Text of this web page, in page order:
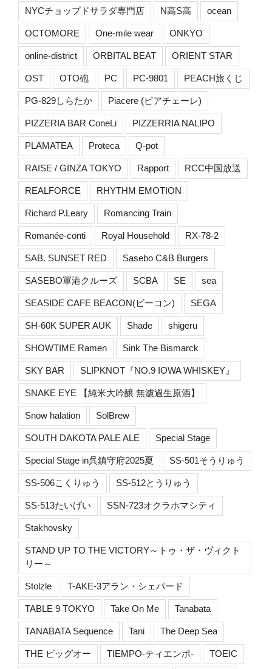
NYCチョップドサラダ専門店 N高S高 ocean
OCTOMORE One-mile wear ONKYO
online-district ORBITAL BEAT ORIENT STAR
OST OTO砲 PC PC-9801 PEACH旅くじ
PG-829しらたか Piacere (ピアチェーレ)
PIZZERIA BAR ConeLi PIZZERRIA NALIPO
PLAMATEA Proteca Q-pot
RAISE / GINZA TOKYO Rapport RCC中国放送
REALFORCE RHYTHM EMOTION
Richard P.Leary Romancing Train
Romanée-conti Royal Household RX-78-2
SAB. SUNSET RED Sasebo C&B Burgers
SASEBO軍港クルーズ SCBA SE sea
SEASIDE CAFE BEACON(ビーコン) SEGA
SH-60K SUPER AUK Shade shigeru
SHOWTIME Ramen Sink The Bismarck
SKY BAR SLIPKNOT『NO.9 IOWA WHISKEY』
SNAKE EYE 【純米大吟醸 無濾過生原酒】
Snow halation SolBrew
SOUTH DAKOTA PALE ALE Special Stage
Special Stage in呉鎮守府2025夏 SS-501そうりゅう
SS-506こくりゅう SS-512とうりゅう
SS-513たいげい SSN-723オクラホマシティ
Stakhovsky
STAND UP TO THE VICTORY～トゥ・ザ・ヴィクト
リー～
Stolzle T-AKE-3アラン・シェパード
TABLE 9 TOKYO Take On Me Tanabata
TANABATA Sequence Tani The Deep Sea
THE ビッグオー TIEMPO-ティエンポ- TOEIC